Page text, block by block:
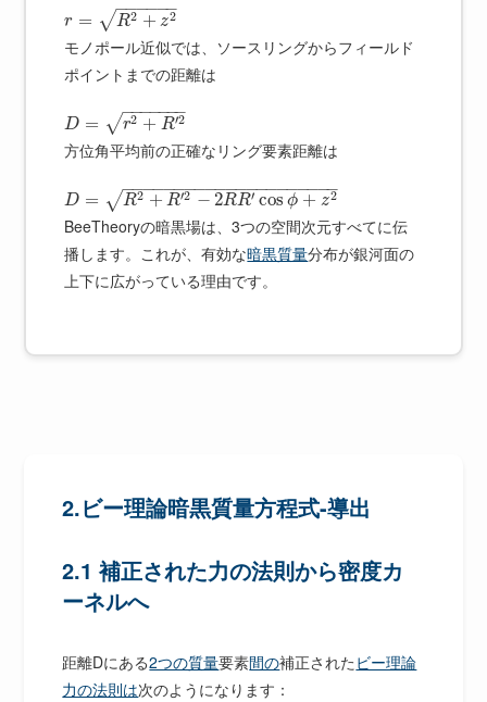
r = R2 + z2
− −
−−−−
√
モノポール近似では、ソースリングからフィールド
ポイントまでの距離は
D = r2 + R′2
− −
−−−−−
√
方位角平均前の正確なリング要素距離は
D = R2 + R′2 − 2RR′ cos ϕ + z2
− −
−−−−−−−−−−−−−−−−−−−
√
BeeTheoryの暗黒場は、3つの空間次元すべてに伝
播します。これが、有効な暗黒質量分布が銀河面の
上下に広がっている理由です。
2.ビー理論暗黒質量方程式-導出
2.1 補正された力の法則から密度カ
ーネルへ
距離Dにある2つの質量要素間の補正された ビー理論
力の法則は次のようになります：